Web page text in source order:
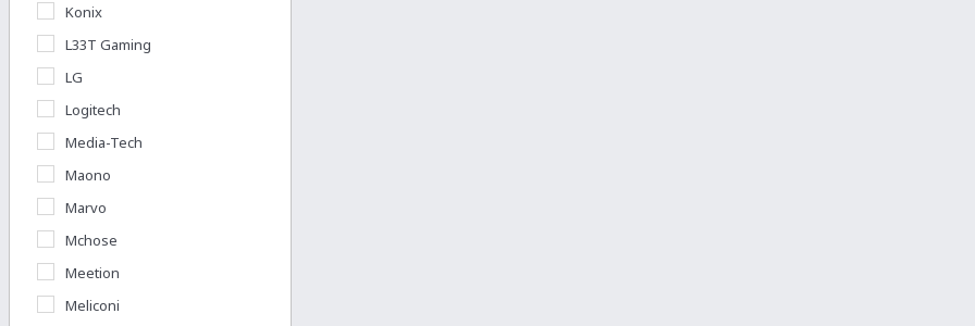
Konix
L33T Gaming
LG
Logitech
Media-Tech
Maono
Marvo
Mchose
Meetion
Meliconi